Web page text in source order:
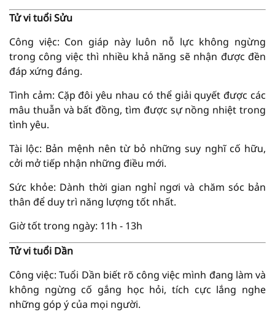
Tử vi tuổi Sửu
Công việc: Con giáp này luôn nỗ lực không ngừng
trong công việc thì nhiều khả năng sẽ nhận được đền
đáp xứng đáng.
Tình cảm: Cặp đôi yêu nhau có thể giải quyết được các
mâu thuẫn và bất đồng, tìm được sự nồng nhiệt trong
tình yêu.
Tài lộc: Bản mệnh nên từ bỏ những suy nghĩ cố hữu,
cởi mở tiếp nhận những điều mới.
Sức khỏe: Dành thời gian nghỉ ngơi và chăm sóc bản
thân để duy trì năng lượng tốt nhất.
Giờ tốt trong ngày: 11h - 13h
Tử vi tuổi Dần
Công việc: Tuổi Dần biết rõ công việc mình đang làm và
không ngừng cố gắng học hỏi, tích cực lắng nghe
những góp ý của mọi người.